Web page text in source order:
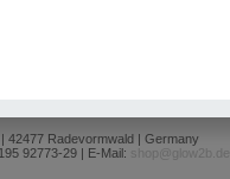
42477 Radevormwald | Germany
92773-29 | E-Mail:
shop@glow2b.de